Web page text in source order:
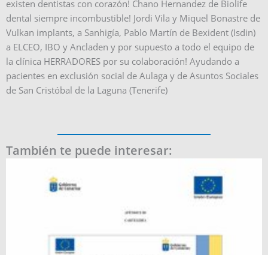
existen dentistas con corazón! Chano Hernandez de Biolife
dental siempre incombustible! Jordi Vila y Miquel Bonastre de
Vulkan implants, a Sanhigía, Pablo Martín de Bexident (Isdin)
a ELCEO, IBO y Ancladen y por supuesto a todo el equipo de
la clínica HERRADORES por su colaboración! Ayudando a
pacientes en exclusión social de Aulaga y de Asuntos Sociales
de San Cristóbal de la Laguna (Tenerife)
También te puede interesar: